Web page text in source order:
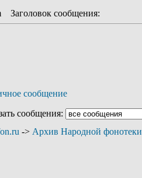
Заголовок сообщения:
сообщения:
-> Архив Народной фонотеки